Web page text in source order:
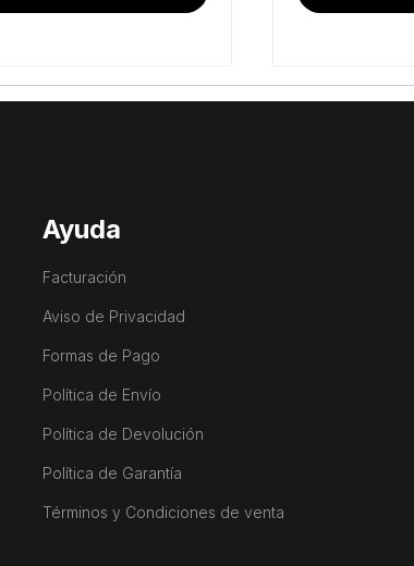
Ayuda
Facturación
Aviso de Privacidad
Formas de Pago
Política de Envío
Política de Devolución
Política de Garantía
Términos y Condiciones de venta